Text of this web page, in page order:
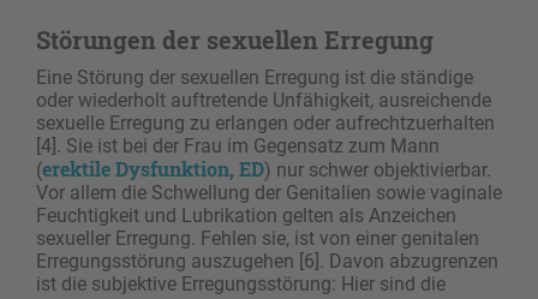
Störungen der sexuellen Erregung
Eine Störung der sexuellen Erregung ist die ständige
oder wiederholt auftretende Unfähigkeit, ausreichende
sexuelle Erregung zu erlangen oder aufrechtzuerhalten
[4]. Sie ist bei der Frau im Gegensatz zum Mann
(erektile Dysfunktion, ED) nur schwer objektivierbar.
Vor allem die Schwellung der Genitalien sowie vaginale
Feuchtigkeit und Lubrikation gelten als Anzeichen
sexueller Erregung. Fehlen sie, ist von einer genitalen
Erregungsstörung auszugehen [6]. Davon abzugrenzen
ist die subjektive Erregungsstörung: Hier sind die